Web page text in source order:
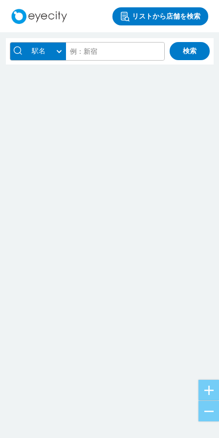
リストから店舗を検索
駅名 検索